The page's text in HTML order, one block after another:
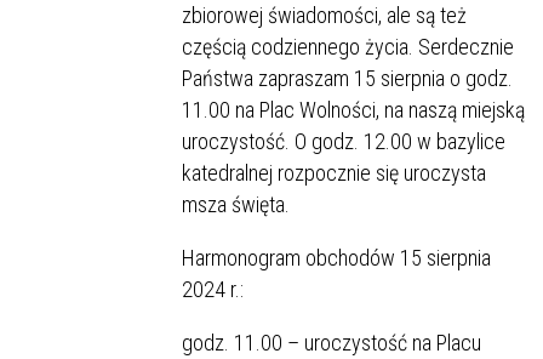
zbiorowej świadomości, ale są też
częścią codziennego życia. Serdecznie
Państwa zapraszam 15 sierpnia o godz.
11.00 na Plac Wolności, na naszą miejską
uroczystość. O godz. 12.00 w bazylice
katedralnej rozpocznie się uroczysta
msza święta.
Harmonogram obchodów 15 sierpnia
2024 r.:
godz. 11.00 – uroczystość na Placu